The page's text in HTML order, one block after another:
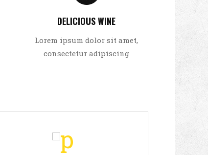
DELICIOUS WINE
Lorem ipsum dolor sit amet,
consectetur adipiscing
Sed viverra leo eget aliquam